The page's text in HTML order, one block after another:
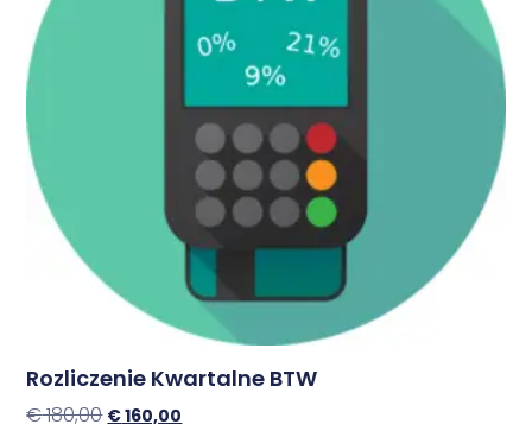
Rozliczenie Kwartalne BTW
€180,00 €160,00